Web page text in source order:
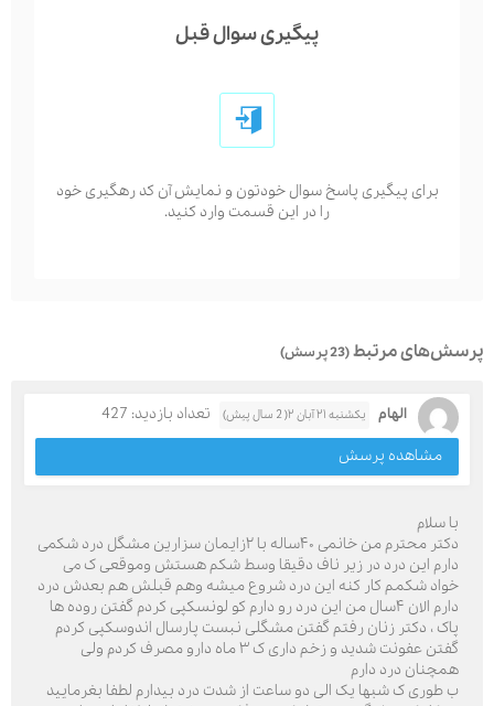
پیگیری سوال قبل
برای پیگیری پاسخ سوال خودتون و نمایش آن کد رهگیری خود
را در این قسمت وارد کنید.
پرسش‌های مرتبط(23 پرسش)
الهام یکشنبه ۲۱ آبان ۲( 2 سال پیش)
تعداد بازدید: 427
مشاهده پرسش
با سلام
دکتر محترم من خانمی ۴۰ساله با ۲زایمان سزارین مشگل درد شکمی
دارم این درد در زیر ناف دقیقا وسط شکم هستش وموقعی ک می
خواد شکمم کار کنه این درد شروع میشه وهم قبلش هم بعدش درد
دارم الان ۴سال من این درد رو دارم کو لونسکپی کردم گفتن روده ها
پاک ، دکتر زنان رفتم گفتن مشگلی نبست پارسال اندوسکپی کردم
گفتن عفونت شدید و زخم داری ک ۳ ماه دارو مصرف کردم ولی
همچنان درد دارم
ب طوری ک شبها یک الی دو ساعت از شدت درد بیدارم لطفا بغرمایید